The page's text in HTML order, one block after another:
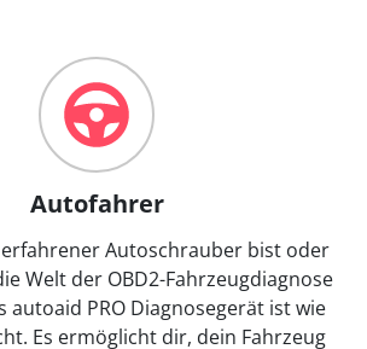
Autofahrer
erfahrener Autoschrauber bist oder
Welt der OBD2-Fahrzeugdiagnose
autoaid PRO Diagnosegerät ist wie
Es ermöglicht dir, dein Fahrzeug